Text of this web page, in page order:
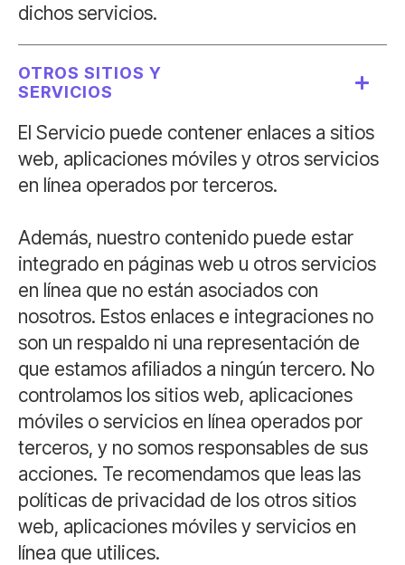
dichos servicios.
OTROS SITIOS Y
SERVICIOS
El Servicio puede contener enlaces a sitios
web, aplicaciones móviles y otros servicios
en línea operados por terceros.
Además, nuestro contenido puede estar
integrado en páginas web u otros servicios
en línea que no están asociados con
nosotros. Estos enlaces e integraciones no
son un respaldo ni una representación de
que estamos afiliados a ningún tercero. No
controlamos los sitios web, aplicaciones
móviles o servicios en línea operados por
terceros, y no somos responsables de sus
acciones. Te recomendamos que leas las
políticas de privacidad de los otros sitios
web, aplicaciones móviles y servicios en
línea que utilices.